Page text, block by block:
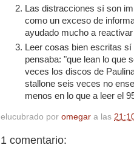
Las distracciones sí son
como un exceso de
ayudado mucho a
Leer cosas bien escritas
pensaba: "que lean lo que
veces los discos de
stallone seis veces no
menos en lo que a leer el
elucubrado por omegar a las
1 comentario: